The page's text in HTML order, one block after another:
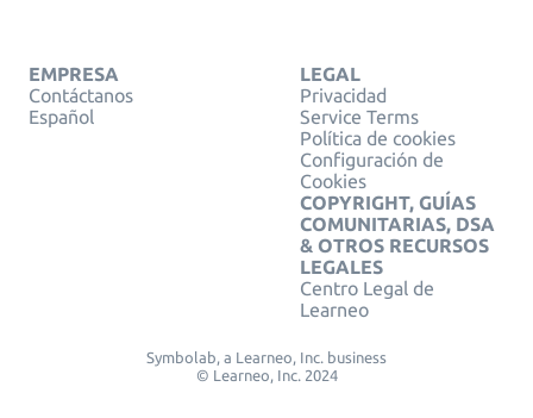
EMPRESA
Contáctanos
Español
LEGAL
Privacidad
Service Terms
Política de cookies
Configuración de
Cookies
COPYRIGHT, GUÍAS
COMUNITARIAS, DSA
& OTROS RECURSOS
LEGALES
Centro Legal de
Learneo
Symbolab, a Learneo, Inc. business
© Learneo, Inc. 2024